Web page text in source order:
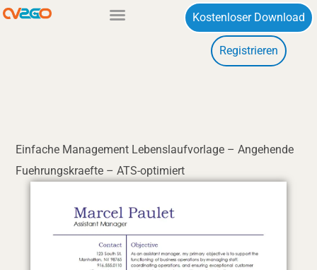
Zum
Kostenloser Download
Registrieren
Einfache Management Lebenslaufvorlage – Angehende
Fuehrungskraefte – ATS-optimiert